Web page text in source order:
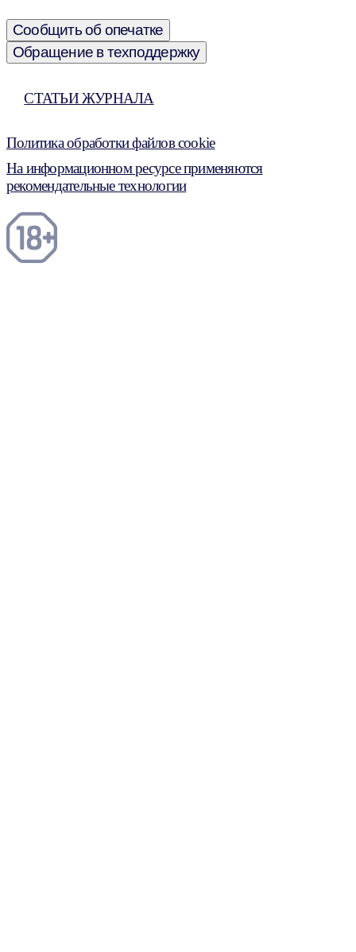
Сообщить об опечатке
Обращение в техподдержку
СТАТЬИ ЖУРНАЛА
Политика обработки файлов cookie
На информационном ресурсе применяются
рекомендательные технологии